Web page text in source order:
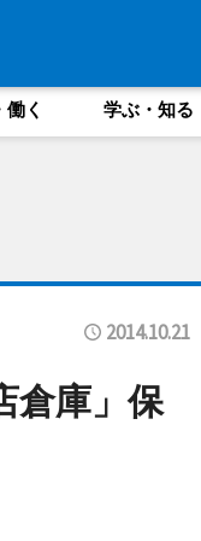
く 学ぶ・知る
2014.10.21
倉庫」保